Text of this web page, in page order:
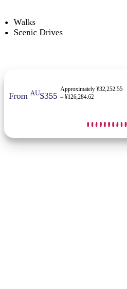
Sign
Walks
Scenic Drives
From AU$355
Approximately ¥32,252.55
– ¥126,284.62